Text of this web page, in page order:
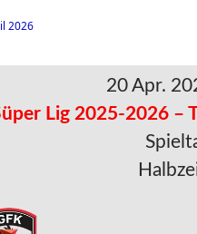
2026
20 Apr.
Lig 2025-2026 –